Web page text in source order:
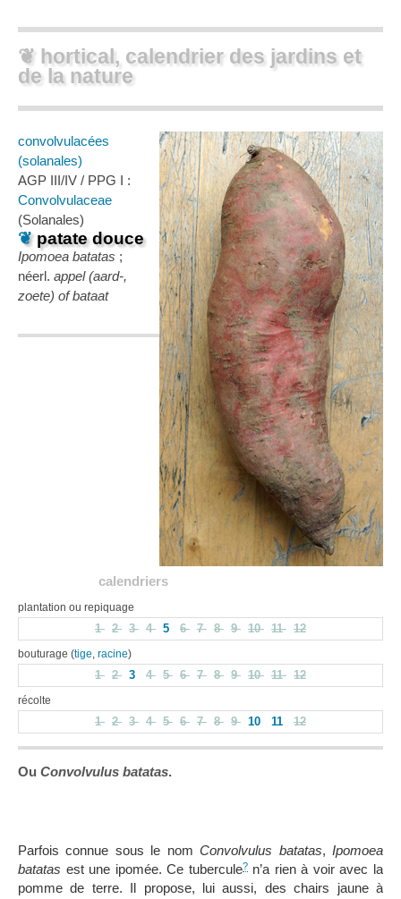
❦ hortical, calendrier des jardins et
de la nature
convolvulacées
(solanales)
AGP III/IV / PPG I :
Convolvulaceae
(Solanales)
❦patate douce
Ipomoea batatas ;
néerl. appel (aard-,
zoete) of bataat
calendriers
plantation ou repiquage
1 2 3 4 5 6 7 8 9 10 11 12
bouturage (tige racine)
1 2 3 4 5 6 7 8 9 10 11 12
récolte
1 2 3 4 5 6 7 8 9 10 11 12
Ou Convolvulus batatas.
Parfois connue sous le nomConvolvulus batatas,Ipomoea
batatas est une ipomée. Ce tubercule?n’a rien à voir avec la
pomme de terre. Il propose, lui aussi, des chairs jaune à